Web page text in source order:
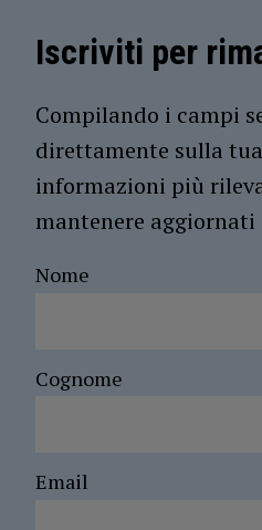
Iscriviti per
Compilando i campi
direttamente sulla
informazioni più
mantenere
Nome
Cognome
Email